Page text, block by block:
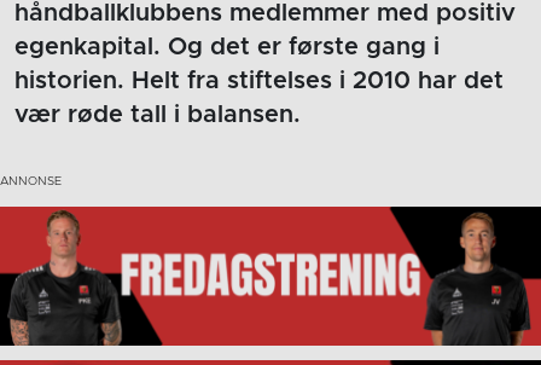
håndballklubbens medlemmer med positiv
egenkapital. Og det er første gang i
historien. Helt fra stiftelses i 2010 har det
vær røde tall i balansen.